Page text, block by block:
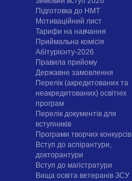
Підготовка до НМТ
Мотиваційний лист
Тарифи на навчання
Приймальна комісія
Абітурієнту-2026
Правила прийому
Державне замовлення
Перелік (акредитованих та
неакредитованих) освітніх
програм
Перелік документів для
вступників
Програми творчих конкурсiв
Вступ до аспірантури,
докторантури
Вступ до магістратури
Вища освіта ветеранів ЗСУ